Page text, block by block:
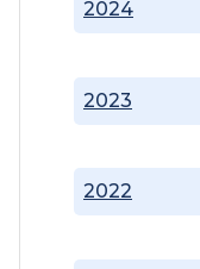
2022
2023
2024